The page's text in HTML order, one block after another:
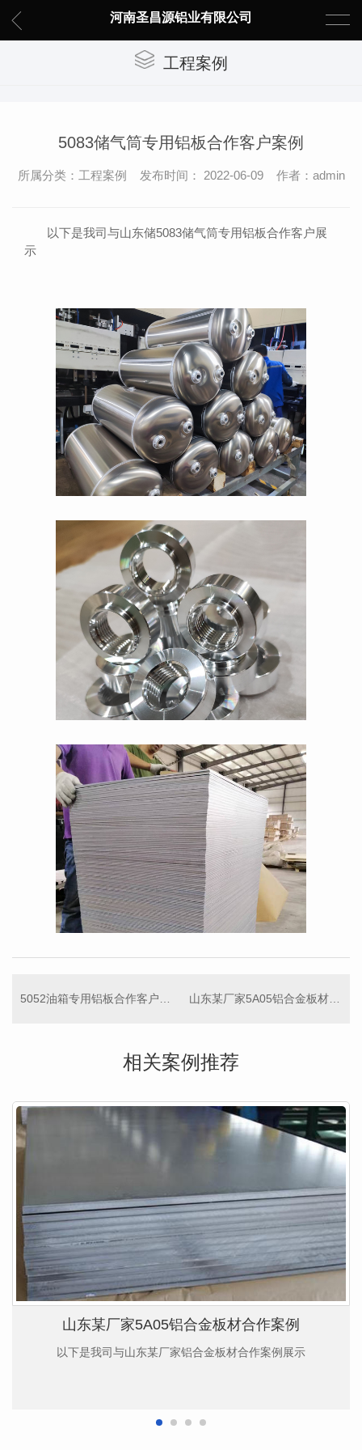
河南圣昌源铝业有限公司
工程案例
5083储气筒专用铝板合作客户案例
所属分类：工程案例 发布时间： 2022-06-09 作者：admin
以下是我司与山东储5083储气筒专用铝板合作客户展
示
5052油箱专用铝板合作客户案例 山东某厂家5A05铝合金板材合作案例
相关案例推荐
山东某厂家5A05铝合金板材合作案例
以下是我司与山东某厂家铝合金板材合作案例展示